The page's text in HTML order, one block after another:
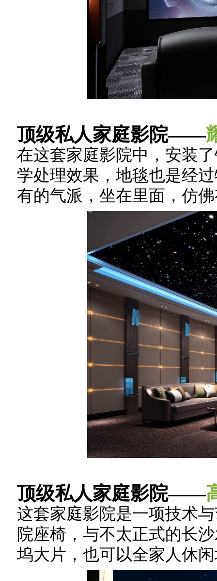
顶级私人家庭影院——
在这套家庭影院中，安装
学处理效果，地毯也是经
有的气派，坐在里面，仿
顶级私人家庭影院——
这套家庭影院是一项技术
院座椅，与不太正式的长
坞大片，也可以全家人休